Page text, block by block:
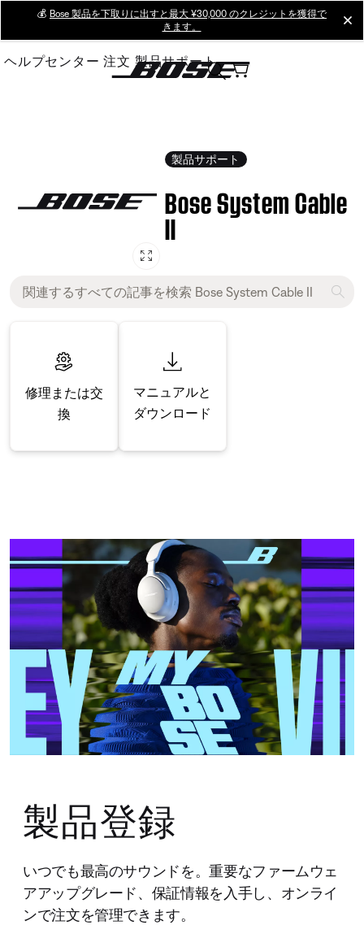
Main
💰 Bose 製品を下取りに出すと最大 ¥30,000 のクレジットを獲得で
きます。
ヘルプセンター 注文 製品サポート
製品サポート
Bose System Cable
II
修理または交
換
マニュアルと
ダウンロード
製品登録
いつでも最高のサウンドを。重要なファームウェ
アアップグレード、保証情報を入手し、オンライ
ンで注文を管理できます。